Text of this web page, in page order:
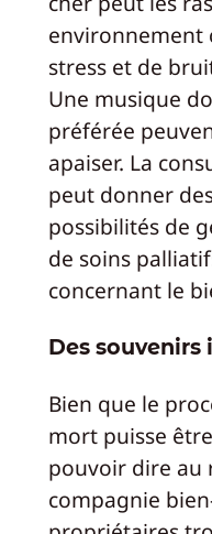
environnement
stress et de
Une musique
préférée
apaiser. La
peut donner
possibilités de
de soins
concernant le
Des
Bien que le
mort puisse
pouvoir dire au
compagnie